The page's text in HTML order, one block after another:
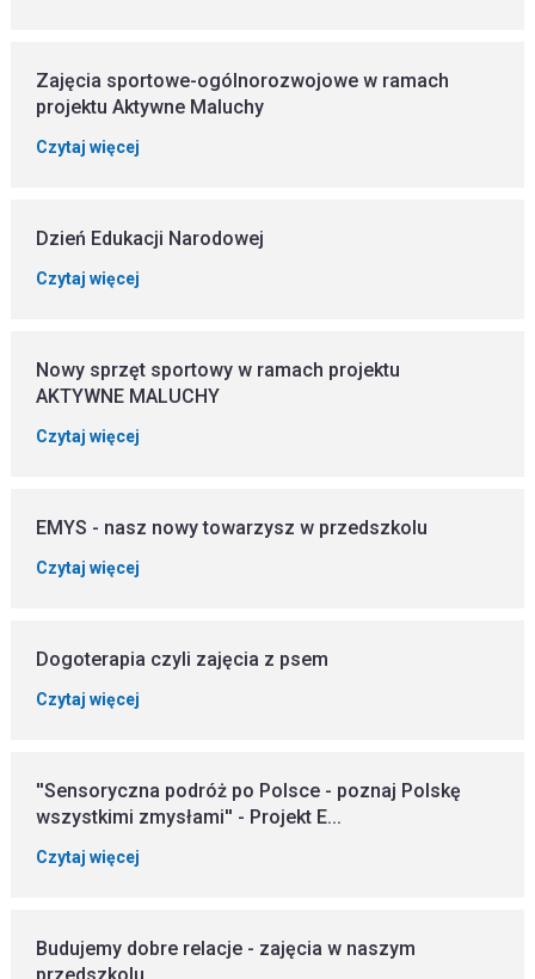
Zajęcia sportowe-ogólnorozwojowe w ramach
projektu Aktywne Maluchy
Czytaj więcej
Dzień Edukacji Narodowej
Czytaj więcej
Nowy sprzęt sportowy w ramach projektu
AKTYWNE MALUCHY
Czytaj więcej
EMYS - nasz nowy towarzysz w przedszkolu
Czytaj więcej
Dogoterapia czyli zajęcia z psem
Czytaj więcej
''Sensoryczna podróż po Polsce - poznaj Polskę
wszystkimi zmysłami'' - Projekt E...
Czytaj więcej
Budujemy dobre relacje - zajęcia w naszym
przedszkolu